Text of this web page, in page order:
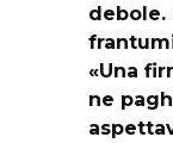
debole.
«Una
ne